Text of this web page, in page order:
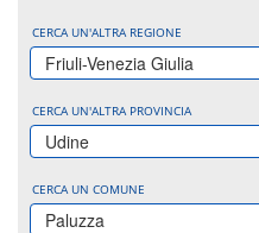
CERCA UN'ALTRA REGIONE
Friuli-Venezia Giulia
CERCA UN'ALTRA PROVINCIA
Udine
CERCA UN COMUNE
Paluzza